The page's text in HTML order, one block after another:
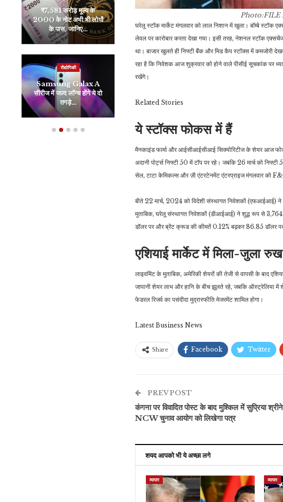
Photo:FILE
घरेलू स्टॉक मार्केट मंगलवार को लाल निशान में खुला। बॉम्बे
लेवल पर कारोबार करता देखा गया। इसी तरह, नेशनल स्टॉक
था। बाजार खुलते ही निफ्टी बैंक और मिड कैप स्टॉक्स में कमजोरी
रहा है कि निवेशक आज शुक्रवार को होने वाले पीसीई सूचकांक पर
रखेंगे।
Related Stories
ये स्टॉक्स फोकस में हैं
मैनकाइंड फार्मा और आईसीआईसीआई सिक्योरिटीज के शेयर आज
अदानी पोर्ट्स निफ्टी 50 में टॉप पर रहे। जबकि 26 मार्च को
सेल, टाटा केमिकल्स और ज़ी एंटरटेनमेंट एंटरप्राइज मंगलवार को
बीते 22 मार्च, 2024 को विदेशी संस्थागत निवेशकों
मुताबिक, घरेलू संस्थागत निवेशकों (डीआईआई) ने शुद्ध रूप से
डॉलर पर और ब्रेंट क्रूड की कीमतें 0.12% बढ़कर 86.85 डॉलर पर
एशियाई मार्केट में मिला-जुला रुख
लाइवमिंट के मुताबिक, अमेरिकी शेयरों की तेजी से वापसी के बाद
जापानी शेयर लाभ और हानि के बीच झूलते रहे, जबकि ऑस्ट्रेलिया
फेडरल रिजर्व का पसंदीदा मुद्रास्फीति मेजरमेंट शामिल होगा।
Latest Business News
Share Facebook Twitter
PREV POST
कंगना पर विवादित पोस्ट के बाद मुश्किल में सुप्रिया
NCW चुनाव आयोग को लिखेगा पत्र
शयद आपको भी ये अच्छा लगे
व्यापार व्यापार
₹7,581 करोड़ मूल्य के
2000 के नोट अभी भी लोगों
के पास, जानिए…
रौद्योगिकी
Samsung Galax A
सीरीज में जल्द लॉन्च होंगे ये दो
तगड़े…
PM Modi Us Visit
मोदी, “भारत…
रौद्योगिकी
गेमिंग…
ब्रिटेन की
सेमीकंडक्टर
व्यापार